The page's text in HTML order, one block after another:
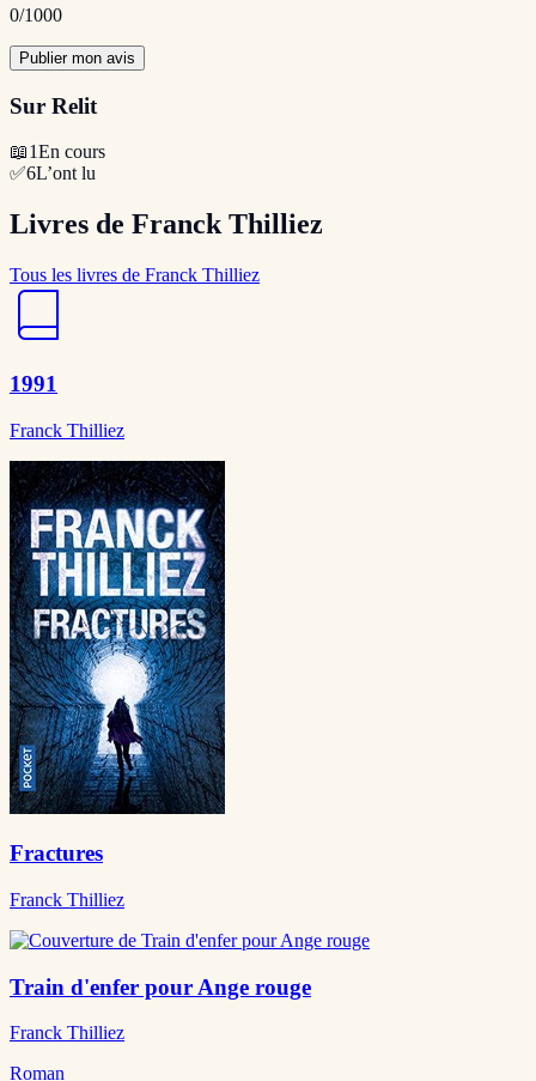
0/1000
Publier mon avis
Sur Relit
📖1En cours
✅6L’ont lu
Livres de Franck Thilliez
Tous les livres de Franck Thilliez
1991
Franck Thilliez
Fractures
Franck Thilliez
Train d'enfer pour Ange rouge
Franck Thilliez
Roman